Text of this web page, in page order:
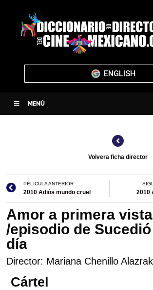
ENGLISH
MENÚ
Volvera ficha director
PELICULA ANTERIOR
2010 Adiós mundo cruel 2010
Amor a primera vista
/episodio de
día
Director: Mariana Chenillo
Cártel